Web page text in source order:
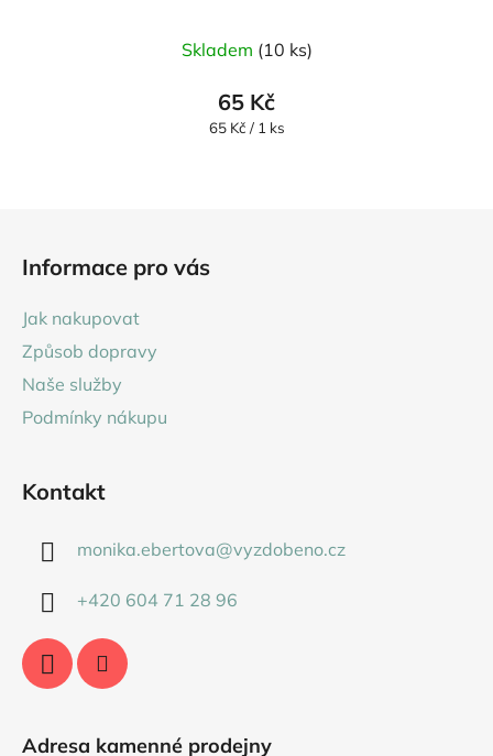
Skladem (10 ks)
65 Kč
Měrná
65 Kč / 1 ks
Informace pro vás
Jak nakupovat
Způsob dopravy
Naše služby
Podmínky nákupu
Kontakt
monika.ebertova@vyzdobeno.cz
+420 604 71 28 96
Adresa kamenné prodejny